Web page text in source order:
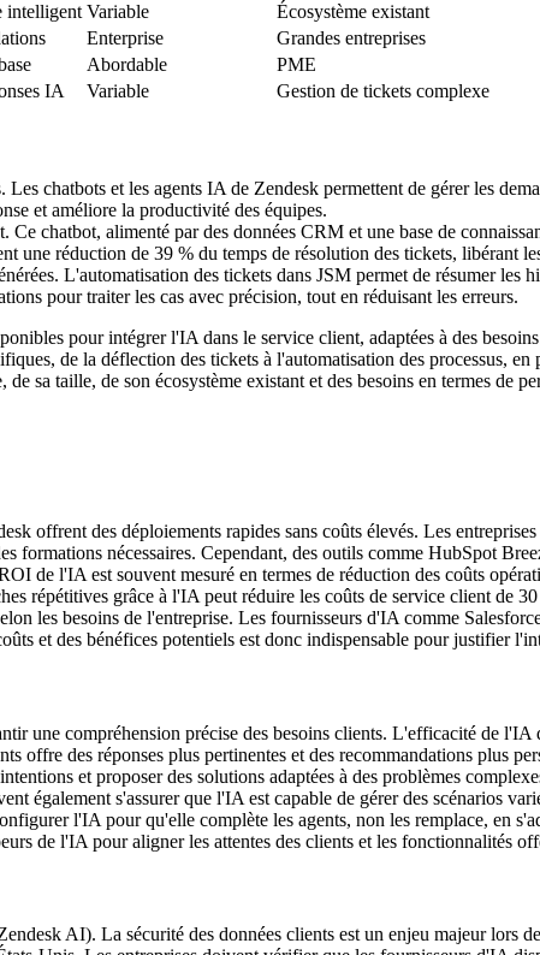
intelligent Variable
Écosystème existant
Enterprise
Grandes entreprises
Abordable
PME
IA Variable Gestion de tickets complexe
chatbots et les agents IA de Zendesk permettent de gérer les
et améliore la productivité des équipes.
chatbot, alimenté par des données CRM et une base de
une réduction de 39 % du temps de résolution des tickets, libérant
L'automatisation des tickets dans JSM permet de résumer les
pour traiter les cas avec précision, tout en réduisant les erreurs.
pour intégrer l'IA dans le service client, adaptées à des
de la déflection des tickets à l'automatisation des processus,
sa taille, de son écosystème existant et des besoins en termes de
offrent des déploiements rapides sans coûts élevés. Les
formations nécessaires. Cependant, des outils comme HubSpot
de l'IA est souvent mesuré en termes de réduction des coûts
répétitives grâce à l'IA peut réduire les coûts de service client de
les besoins de l'entreprise. Les fournisseurs d'IA comme
et des bénéfices potentiels est donc indispensable pour justifier
une compréhension précise des besoins clients. L'efficacité de
offre des réponses plus pertinentes et des recommandations plus
et proposer des solutions adaptées à des problèmes
également s'assurer que l'IA est capable de gérer des scénarios
l'IA pour qu'elle complète les agents, non les remplace, en
de l'IA pour aligner les attentes des clients et les fonctionnalités
AI). La sécurité des données clients est un enjeu majeur